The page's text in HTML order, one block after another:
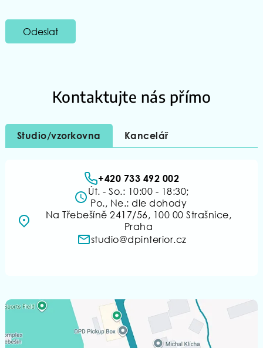
Kontaktujte nás přímo
Studio/vzorkovna Kancelář
+420 733 492 002
Út. - So.: 10:00 - 18:30;
Po., Ne.: dle dohody
Na Třebešíně 2417/56, 100 00 Strašnice,
Praha
studio@dpinterior.cz